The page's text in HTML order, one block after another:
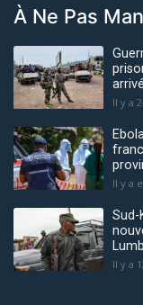
À Ne Pas
Il y a
Il y a
Sud-
Il y a